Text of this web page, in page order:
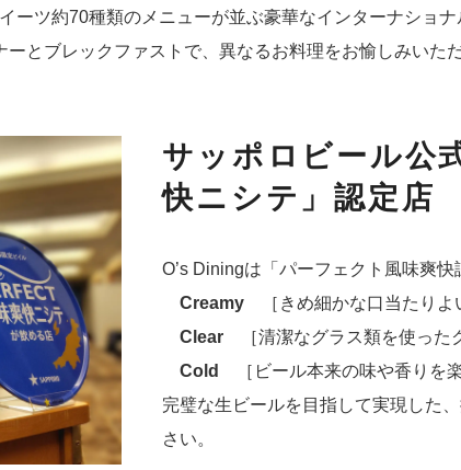
ーツ約70種類のメニューが並ぶ豪華なインターナショナ
ーとブレックファストで、異なるお料理をお愉しみいただ
サッポロビール公
快ニシテ」認定店
O’s Diningは「パーフェクト風味爽快
Creamy
［きめ細かな口当たりよ
Clear
［清潔なグラス類を使った
Cold
［ビール本来の味や香りを
完璧な生ビールを目指して実現した
さい。